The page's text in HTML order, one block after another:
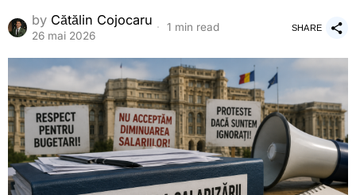
by Cătălin Cojocaru
26 mai 2026
1 min read SHARE